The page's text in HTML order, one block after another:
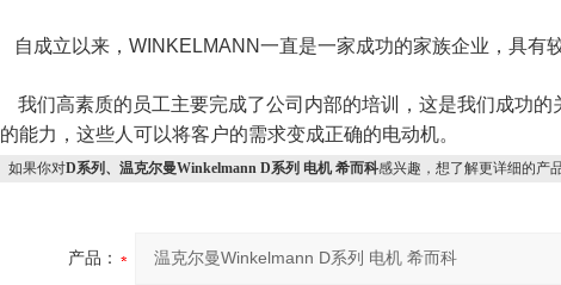
自成立以来， WINKELMANN一直是一家成功的家族企业，具有
我们高素质的员工主要完成了公司内部的培训，这是我们成功
的能力，这些人可以将客户的需求变成正确的电动机。
如果你对D系列、温克尔曼Winkelmann D系列 电机 希而科感兴趣，想了解更详细的产
产品：